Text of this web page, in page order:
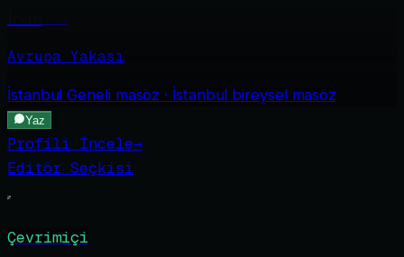
Avrupa Yakası
İstanbul Genelimasöz · İstanbul bireysel masöz
Yaz
Profili İncele→
Editör Seçkisi
Çevrimiçi